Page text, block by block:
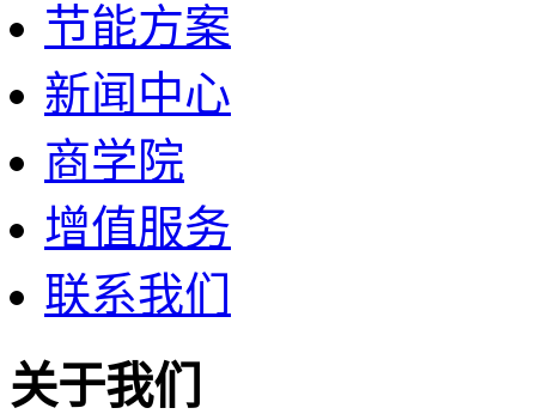
节能方案
新闻中心
商学院
增值服务
联系我们
关于我们